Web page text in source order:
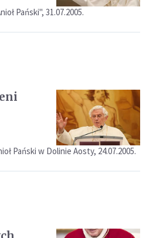
Pański", 31.07.2005.
Pański w Dolinie Aosty, 24.07.2005.